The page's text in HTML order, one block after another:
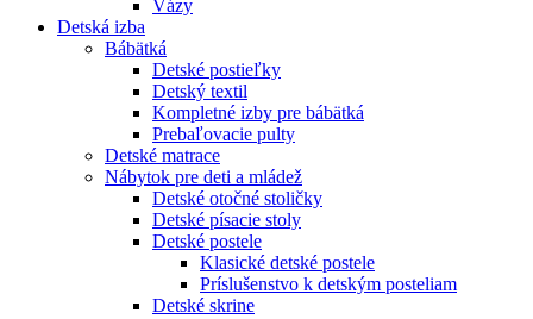
Vázy
Detská izba
Bábätká
Detské postieľky
Detský textil
Kompletné izby pre bábätká
Prebaľovacie pulty
Detské matrace
Nábytok pre deti a mládež
Detské otočné stoličky
Detské písacie stoly
Detské postele
Klasické detské postele
Príslušenstvo k detským posteliam
Detské skrine